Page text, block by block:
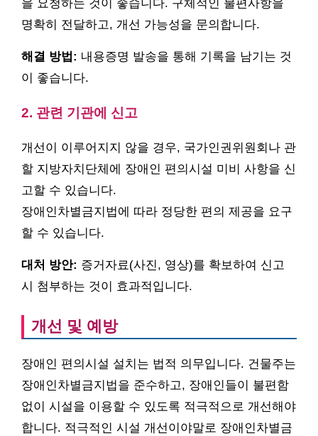
을 요청하는 것이 좋습니다. 구체적인 불편사항을
명확히 전달하고, 개선 가능성을 문의합니다.
해결 방법: 내용증명 발송을 통해 기록을 남기는 것
이 좋습니다.
2. 관련 기관에 신고
개선이 이루어지지 않을 경우, 국가인권위원회나 관
할 지방자치단체에 장애인 편의시설 미비 사항을 신
고할 수 있습니다.
장애인차별금지법에 따라 정당한 편의 제공을 요구
할 수 있습니다.
대처 방안: 증거자료(사진, 영상)를 확보하여 신고
시 첨부하는 것이 효과적입니다.
개선 및 예방
장애인 편의시설 설치는 법적 의무입니다. 건물주는
장애인차별금지법을 준수하고, 장애인들이 불편함
없이 시설을 이용할 수 있도록 적극적으로 개선해야
합니다. 적극적인 시설 개선이야말로 장애인차별금